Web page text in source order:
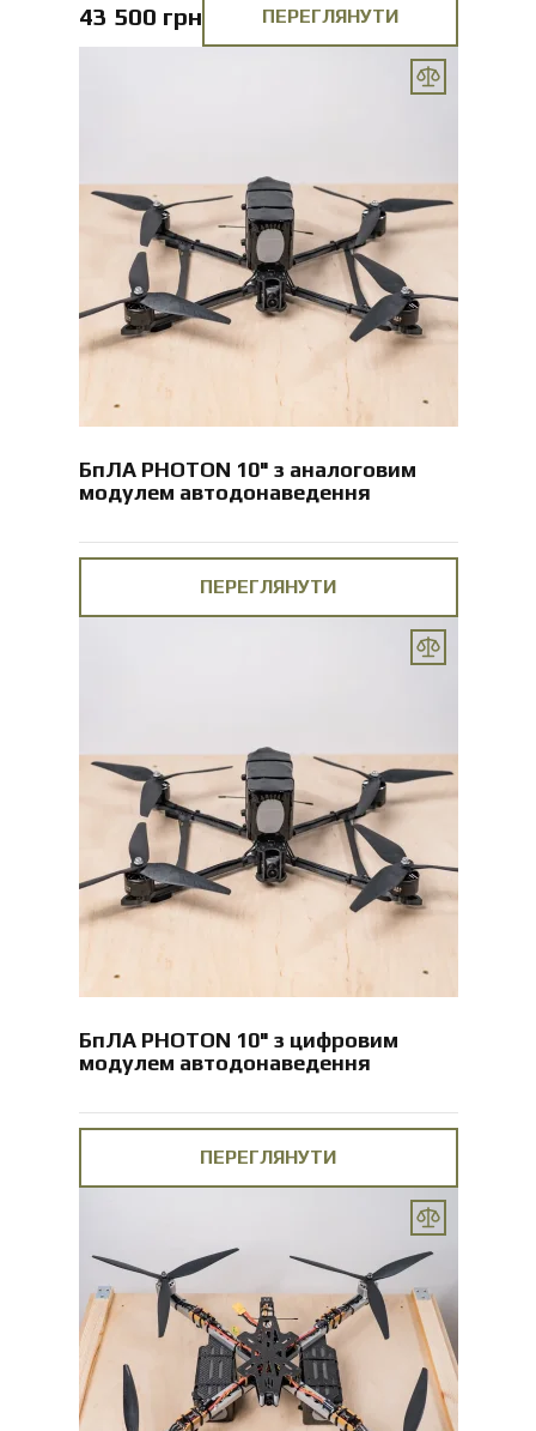
43 500 грн ПЕРЕГЛЯНУТИ
БпЛА PHOTON 10" з аналоговим
модулем автодонаведення
ПЕРЕГЛЯНУТИ
БпЛА PHOTON 10" з цифровим
модулем автодонаведення
ПЕРЕГЛЯНУТИ